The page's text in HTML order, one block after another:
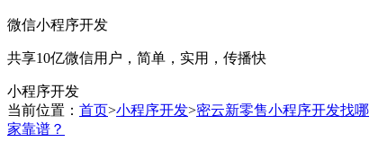
微信小程序开发
共享10亿微信用户，简单，实用，传播快
小程序开发
当前位置： 首页>小程序开发>密云新零售小程序开发找哪
家靠谱？